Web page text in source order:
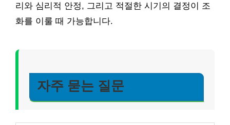
리와 심리적 안정, 그리고 적절한 시기의 결정이 조
화를 이룰 때 가능합니다.
자주 묻는 질문